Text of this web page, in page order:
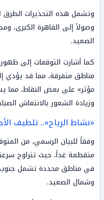
وتشمل هذه التحذيرات الطرق
وصولاً إلى القاهرة الكبرى،
الصعيد.
كما أشارت التوقعات إلى
مناطق متفرقة، مما قد
مؤثر» على بعض النقاط، مما
وزيادة الشعور بالانتعاش
«نشاط الرياح».. تلطيف
وفقاً للبيان الرسمي، من
في مناطق محددة تشمل جنوب
وشمال الصعيد.